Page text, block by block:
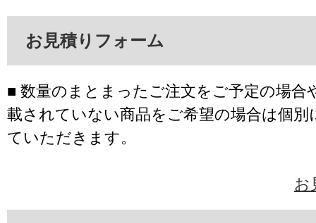
お見積りフォーム
■ 数量のまとまったご注文をご予定の場合
載されていない商品をご希望の場合は個別
ていただきます。
お